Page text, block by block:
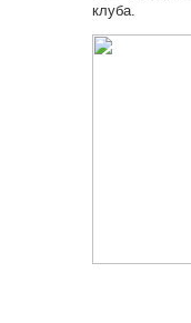
клуба.